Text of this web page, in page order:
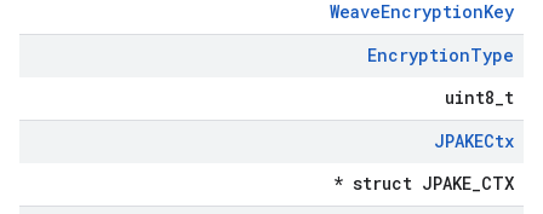
WeaveEncryptionKey
EncryptionType
uint8_t
JPAKECtx
struct JPAKE_CTX *